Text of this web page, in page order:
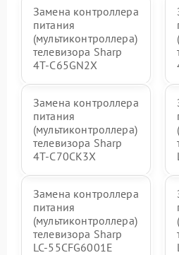
Замена контроллера
питания
(мультиконтроллера)
телевизора Sharp
4T-C65GN2X
Замена контроллера
питания
(мультиконтроллера)
телевизора Sharp
4T-C70CK3X
Замена контроллера
питания
(мультиконтроллера)
телевизора Sharp
LC-55CFG6001E